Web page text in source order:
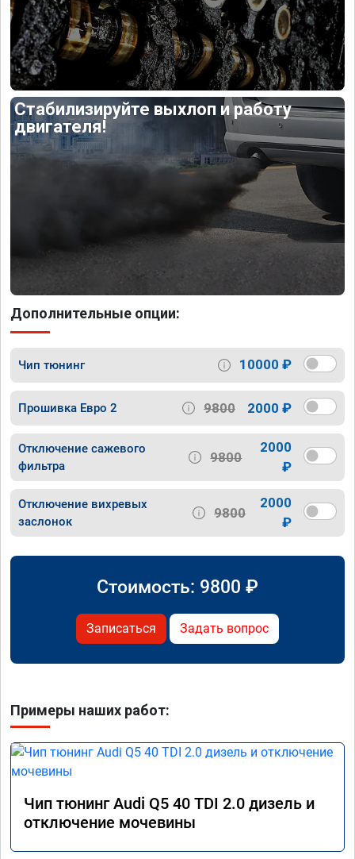
Стабилизируйте выхлоп и работу
двигателя!
Дополнительные опции:
Чип тюнинг 10000 ₽
Прошивка Евро 2 9800 2000 ₽
Отключение сажевого
фильтра
9800
2000
₽
Отключение вихревых
заслонок
9800
2000
₽
Стоимость: 9800 ₽
Записаться Задать вопрос
Примеры наших работ:
Чип тюнинг Audi Q5 40 TDI 2.0 дизель и
отключение мочевины